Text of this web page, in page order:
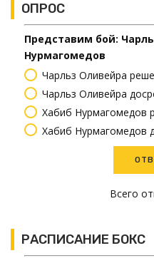
ОПРОС
Представим бой:
Нурмагомедов
Чарльз Оливейра
Чарльз Оливейра
Хабиб Нурмагомедов
Хабиб Нурмагомедов
Всего
РАСПИСАНИЕ БОКС